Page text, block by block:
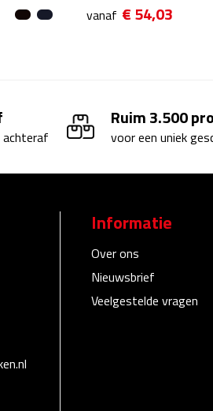
vanaf € 54,03
Ruim 3.500
voor een uniek
Informatie
Over ons
Nieuwsbrief
Veelgestelde vragen